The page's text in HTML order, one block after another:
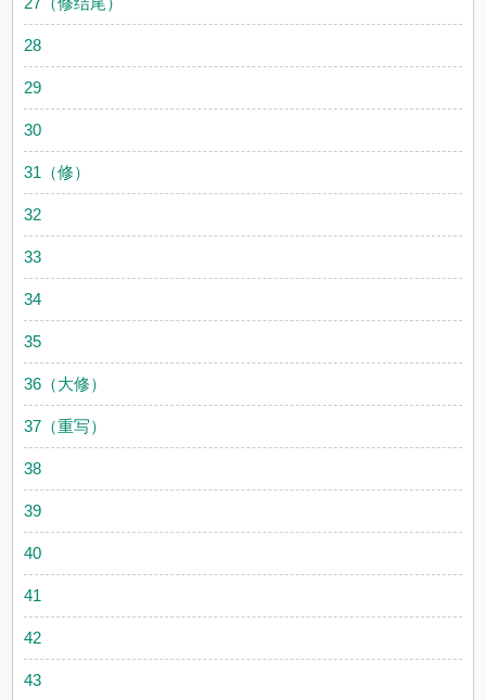
28
29
30
31（修）
32
33
34
35
36（大修）
37（重写）
38
39
40
41
42
43